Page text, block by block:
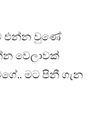
එන්න වුණේ
වෙලාවක්
මට පිනී ගැන